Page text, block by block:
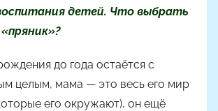
детей. Что выбрать
до года остаётся с
целым, мама — это весь его мир
его окружают), он ещё